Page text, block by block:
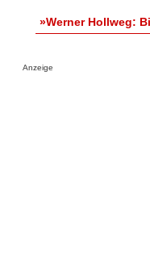
»Werner Hollweg:
Anzeige